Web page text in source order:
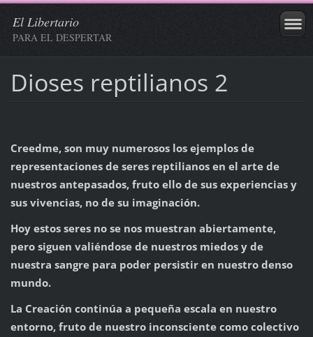
El Libertario
PARA EL DESPERTAR
Dioses reptilianos 2
Creedme, son muy numerosos los ejemplos de
representaciones de seres reptilianos en el arte de
nuestros antepasados, fruto ello de sus experiencias y
sus vivencias, no de su imaginación.
Hoy estos seres no se nos muestran abiertamente,
pero siguen valiéndose de nuestros miedos y de
nuestra sangre para poder persistir en nuestro denso
mundo.
La Creación continúa a pequeña escala en nuestro
entorno, fruto de nuestro inconsciente como colectivo